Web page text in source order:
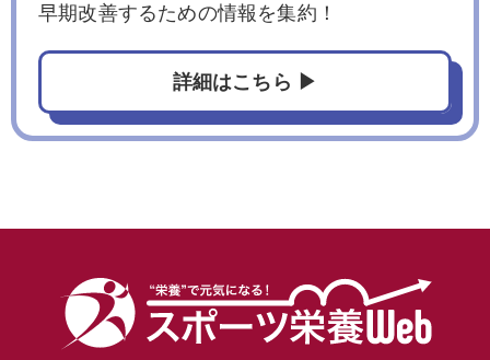
早期改善するための情報を集約！
詳細はこちら ▶